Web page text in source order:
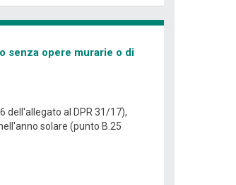
senza opere murarie o di
dell'allegato al DPR 31/17),
solare (punto B.25